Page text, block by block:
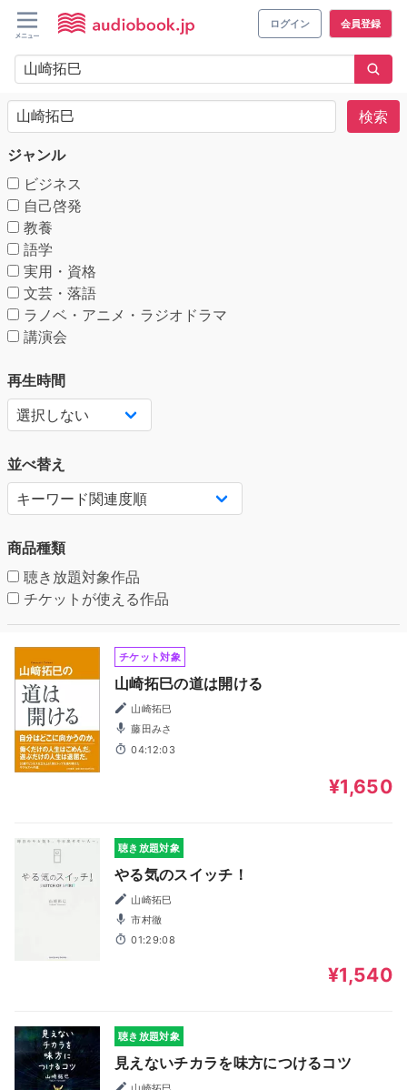
ログイン 会員登録
検索
ジャンル
ビジネス
自己啓発
教養
語学
実用・資格
文芸・落語
ラノベ・アニメ・ラジオドラマ
講演会
再生時間
並べ替え
商品種類
聴き放題対象作品
チケットが使える作品
チケット対象
山崎拓巳の道は開ける
山崎拓巳
藤田みさ
04:12:03
¥1,650
聴き放題対象
やる気のスイッチ！
山崎拓巳
市村徹
01:29:08
¥1,540
聴き放題対象
見えないチカラを味方につけるコツ